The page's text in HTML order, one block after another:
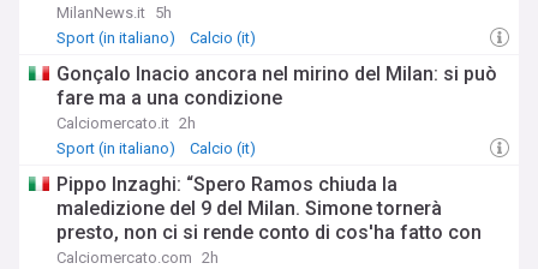
MilanNews.it 5h
Sport (in italiano)
Calcio (it)
Gonçalo Inacio ancora nel mirino del Milan: si può
fare ma a una condizione
Calciomercato.it 2h
Sport (in italiano)
Calcio (it)
Pippo Inzaghi: “Spero Ramos chiuda la
maledizione del 9 del Milan. Simone tornerà
presto, non ci si rende conto di cos'ha fatto con
L'Inter”
Calciomercato.com 2h